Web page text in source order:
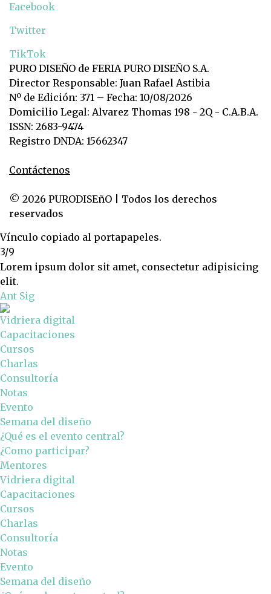
Facebook
Twitter
TikTok
PURO DISEÑO de FERIA PURO DISEÑO S.A.
Director Responsable: Juan Rafael Astibia
Nº de Edición: 371 – Fecha: 10/08/2026
Domicilio Legal: Alvarez Thomas 198 - 2Q - C.A.B.A.
ISSN: 2683-9474
Registro DNDA: 15662347
Contáctenos
© 2026 PURODISEñO | Todos los derechos
reservados
Vínculo copiado al portapapeles.
3/9
Lorem ipsum dolor sit amet, consectetur adipisicing
elit.
Ant Sig
Vidriera digital
Capacitaciones
Cursos
Charlas
Consultoría
Notas
Evento
Semana del diseño
¿Qué es el evento central?
¿Como participar?
Mentores
Vidriera digital
Capacitaciones
Cursos
Charlas
Consultoría
Notas
Evento
Semana del diseño